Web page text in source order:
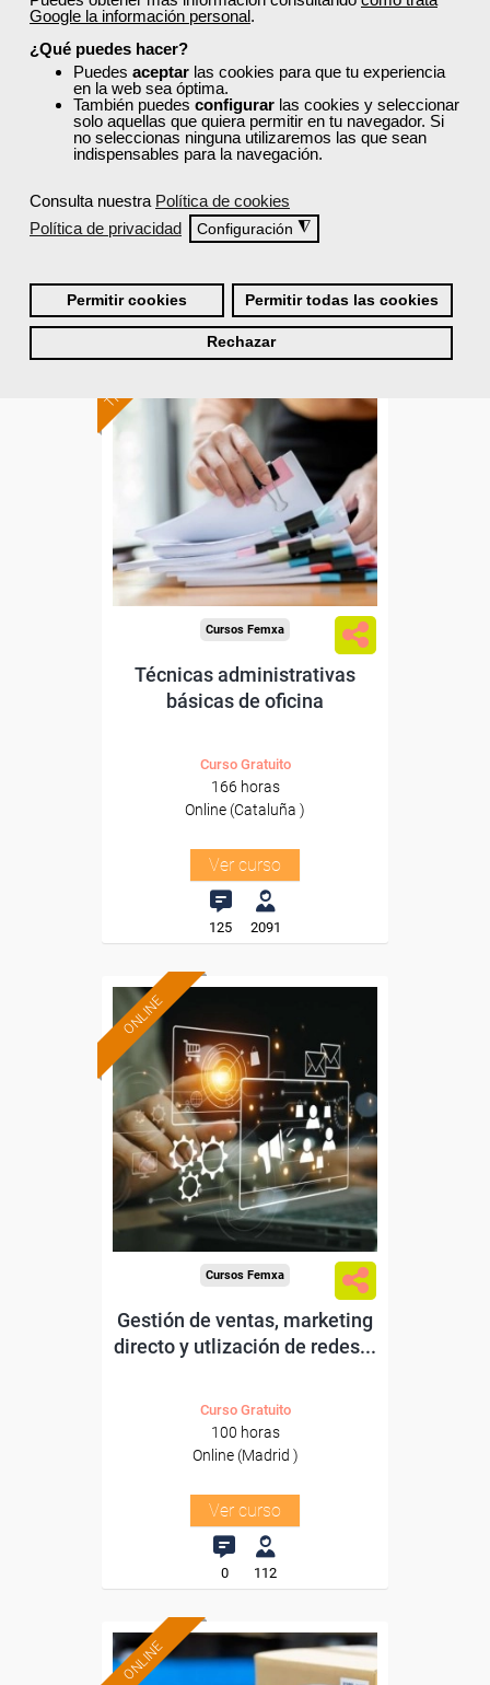
Google la información personal.
¿Qué puedes hacer?
Puedes aceptar las cookies para que tu experiencia
en la web sea óptima.
También puedes configurar las cookies y seleccionar
solo aquellas que quiera permitir en tu navegador. Si
no seleccionas ninguna utilizaremos las que sean
indispensables para la navegación.
Consulta nuestra Política de cookies
Política de privacidad
Configuración ◮
Permitir cookies Permitir todas las cookies
Rechazar
Intervención en la atención
sociosanitaria en
instituciones
Curso Gratuito
85 horas
Online (Cataluña )
Ver curso
19 445
TÍTULO OFICIAL
Formación 100%
subvencionada.
Para desempleados,
trabajadores y autónomos
de Cataluña.
Para todos los sectores.
Cursos Femxa
Técnicas administrativas
básicas de oficina
Curso Gratuito
166 horas
Online (Cataluña )
Ver curso
125 2091
ONLINE
Formación 100%
subvencionada.
Para trabajadores y
autónomos de Madrid.
Para todos los sectores.
Cursos Femxa
Gestión de ventas, marketing
directo y utlización de redes...
Curso Gratuito
100 horas
Online (Madrid )
Ver curso
0 112
ONLINE